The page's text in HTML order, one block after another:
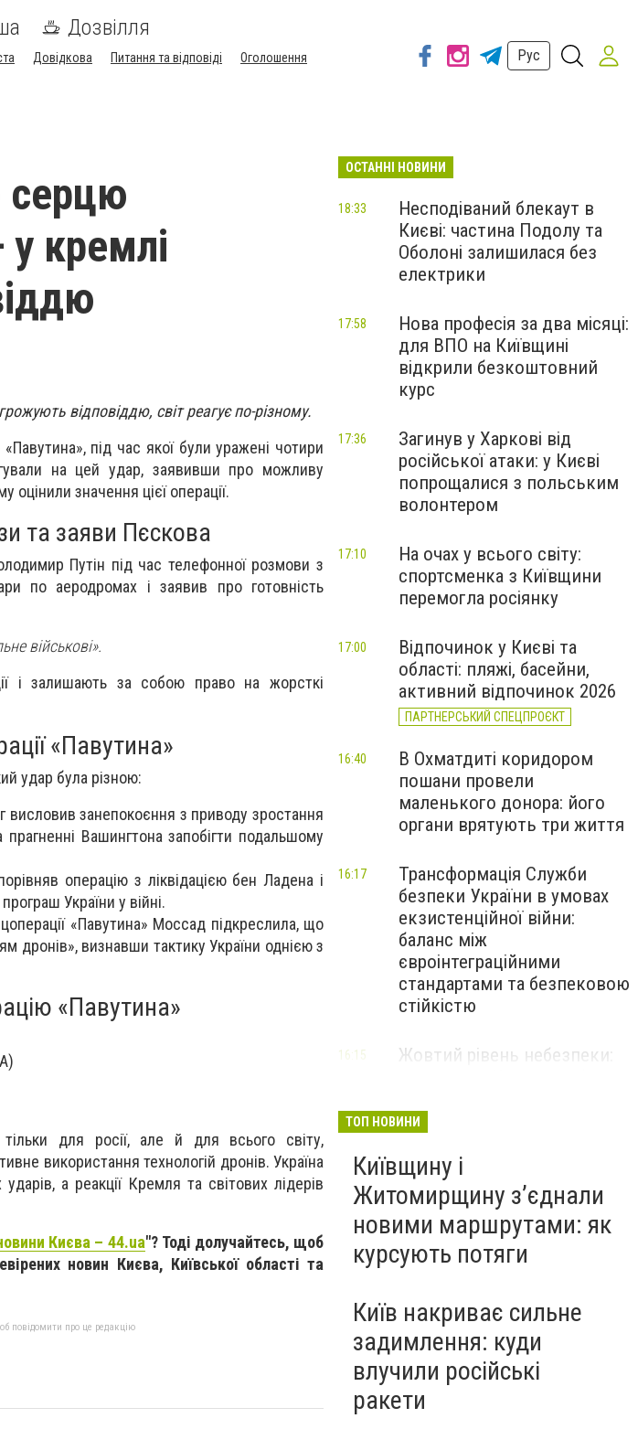
Дозвілля
Довідкова Питання та відповіді
Оголошення
Рус
серцю
у кремлі
відповіддю, світ реагує по-різному.
під час якої були уражені чотири
на цей удар, заявивши про можливу
оцінили значення цієї операції.
та заяви Пєскова
Путін під час телефонної розмови з
по аеродромах і заявив про готовність
військові».
і залишають за собою право на жорсткі
«Павутина»
удар була різною:
занепокоєння з приводу зростання
прагненні Вашингтона запобігти подальшому
операцію з ліквідацією бен Ладена і
України у війні.
«Павутина» Моссад підкреслила, що
дронів», визнавши тактику України однією з
«Павутина»
для росії, але й для всього світу,
використання технологій дронів. Україна
а реакції Кремля та світових лідерів
Києва – 44.ua"? Тоді долучайтесь, щоб
новин Києва, Київської області та
повідомити про це редакцію
ОСТАННІ НОВИНИ
Несподіваний блекаут в
Києві: частина Подолу та
Оболоні залишилася без
електрики
18:33
Нова професія за два місяці:
для ВПО на Київщині
відкрили безкоштовний
курс
17:58
Загинув у Харкові від
російської атаки: у Києві
попрощалися з польським
волонтером
17:36
На очах у всього світу:
спортсменка з Київщини
перемогла росіянку
17:10
Відпочинок у Києві та
області: пляжі, басейни,
активний відпочинок 2026
ПАРТНЕРСЬКИЙ СПЕЦПРОЄКТ
17:00
В Охматдиті коридором
пошани провели
маленького донора: його
органи врятують три життя
16:40
Трансформація Служби
безпеки України в умовах
екзистенційної війни:
баланс між
євроінтеграційними
стандартами та безпековою
стійкістю
16:17
Жовтий рівень небезпеки:
16:15
ТОП НОВИНИ
Київщину і
Житомирщину з’єднали
новими маршрутами: як
курсують потяги
Київ накриває сильне
задимлення: куди
влучили російські
ракети